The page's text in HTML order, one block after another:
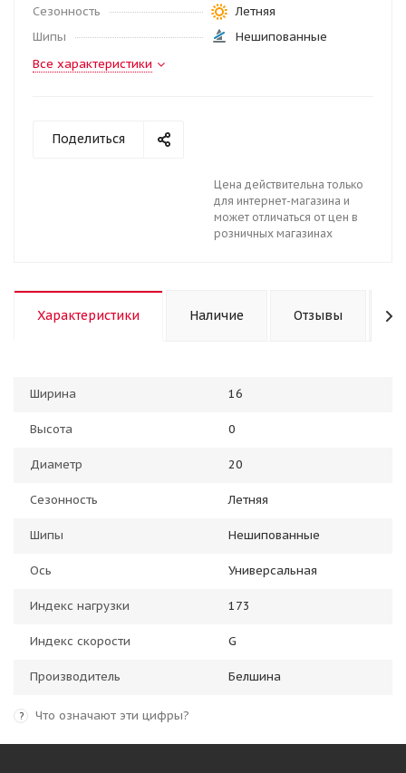
Сезонность
Летняя
Шипы
Нешипованные
Все характеристики
Поделиться
Цена действительна только
для интернет-магазина и
может отличаться от цен в
розничных магазинах
Характеристики Наличие Отзывы
Ширина 16
Высота 0
Диаметр 20
Сезонность Летняя
Шипы Нешипованные
Ось Универсальная
Индекс нагрузки 173
Индекс скорости G
Производитель Белшина
? Что означают эти цифры?